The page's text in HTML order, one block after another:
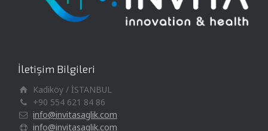
İletişim Bilgileri
Kadiköy / İSTANBUL
+90 554 621 84 86
info@invitasaglik.com
info@invitasaglik.com